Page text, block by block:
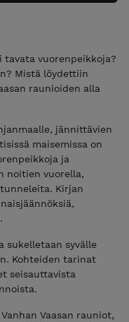
tavata vuorenpeikkoja?
Mistä löydettiin
raunioiden alla
jännittävien
maisemissa on
ja
noitien vuorella,
Kirjan
sukelletaan syvälle
Kohteiden tarinat
seisauttavista
Vaasan rauniot,